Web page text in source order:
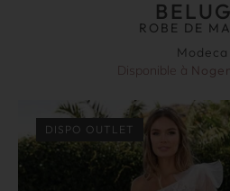
ROBE DE
Modeca
Disponible à
DISPO OUTLET